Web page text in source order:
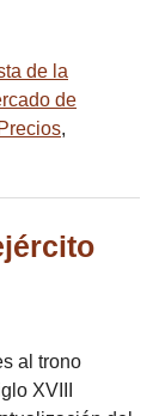
de la
de
Precios,
al trono
XVIII